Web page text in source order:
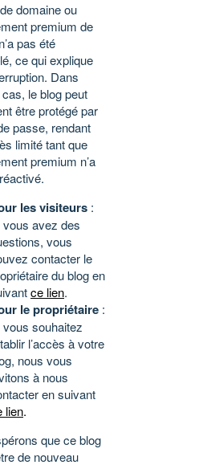
domaine ou
premium de
pas été
ce qui explique
Dans
le blog peut
être protégé par
passe, rendant
limité tant que
premium n’a
les visiteurs :
vous avez des
vous
contacter le
du blog en
ce lien.
le propriétaire :
vous souhaitez
l’accès à votre
nous vous
à nous
en suivant
lien.
que ce blog
de nouveau